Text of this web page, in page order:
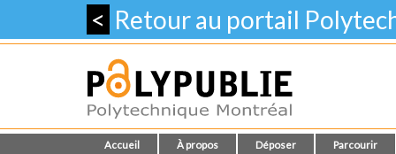
< Retour au portail
Accueil À propos Déposer Parcourir